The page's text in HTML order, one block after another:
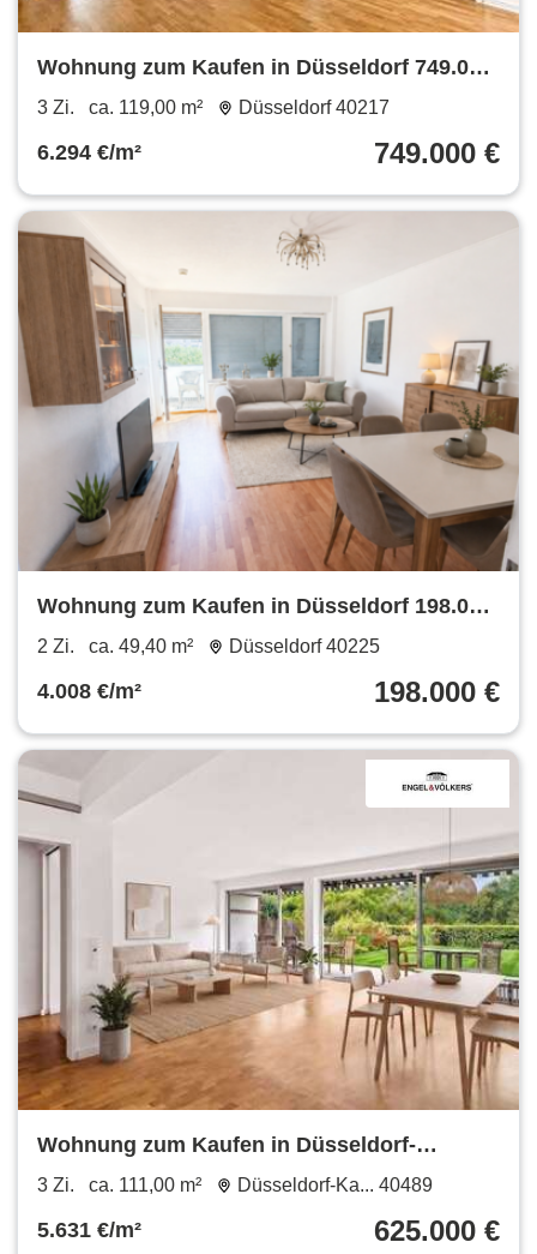
Wohnung zum Kaufen in Düsseldorf 749.000
€ 119 m²
3 Zi. ca. 119,00 m² Düsseldorf 40217
6.294 €/m² 749.000 €
Wohnung zum Kaufen in Düsseldorf 198.000
€ 49.4 m²
2 Zi. ca. 49,40 m² Düsseldorf 40225
4.008 €/m² 198.000 €
Wohnung zum Kaufen in Düsseldorf-
Kaiserswerth 625.000 € 111 m²
3 Zi. ca. 111,00 m² Düsseldorf-Ka... 40489
5.631 €/m² 625.000 €